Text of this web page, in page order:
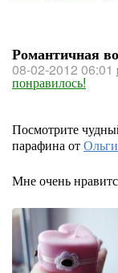
Романтичная
08-02-2012 06:01
понравилось!
Посмотрите
парафина от
Мне очень